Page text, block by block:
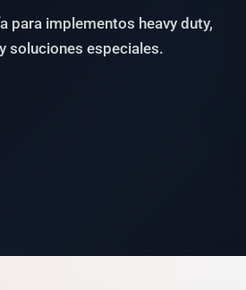
para implementos heavy duty,
soluciones especiales.